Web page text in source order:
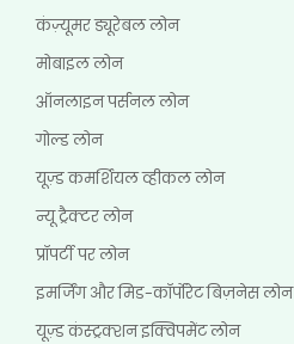
कंज़्यूमर ड्यूरेबल लोन
मोबाइल लोन
ऑनलाइन पर्सनल लोन
गोल्ड लोन
यूज़्ड कमर्शियल व्हीकल लोन
न्यू ट्रैक्टर लोन
प्रॉपर्टी पर लोन
इमर्जिंग और मिड-कॉर्पोरेट बिज़नेस लोन
यूज़्ड कंस्ट्रक्शन इक्विपमेंट लोन